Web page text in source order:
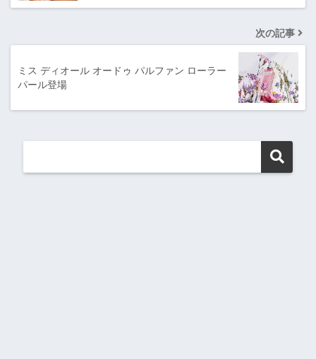
次の記事
ミス ディオール オードゥ パルファン ローラー
パール登場